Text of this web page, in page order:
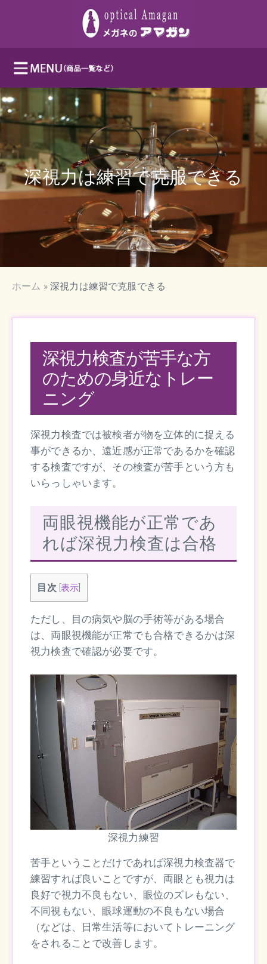
深視力は練習で克服できる
ホーム »深視力は練習で克服できる
深視力検査が苦手な方
のための身近なトレー
ニング
深視力検査では被検者が物を立体的に捉える
事ができるか、遠近感が正常であるかを確認
する検査ですが、その検査が苦手という方も
いらっしゃいます。
両眼視機能が正常であ
れば深視力検査は合格
目次 [表示
ただし、目の病気や脳の手術等がある場合
は、両眼視機能が正常でも合格できるかは深
視力検査で確認が必要です。
深視力練習
苦手ということだけであれば深視力検査器で
練習すれば良いことですが、両眼とも視力は
良好で視力不良もない、眼位のズレもない、
不同視もない、眼球運動の不良もない場合
（などは、日常生活等においてトレーニング
をされることで改善します。